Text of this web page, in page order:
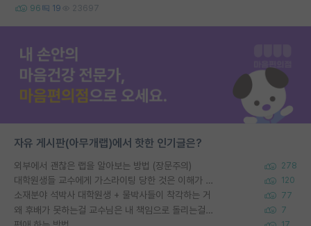
96 19 23697
자유 게시판(아무개랩)에서 핫한 인기글은?
외부에서 괜찮은 랩을 알아보는 방법 (장문주의) 278
대학원생들 교수에게 가스라이팅 당한 것은 이해가 갑니다. 안타깝네요. 120
소재분야 석박사 대학원생 + 물박사들이 착각하는 거 77
왜 후배가 못하는걸 교수님은 내 책임으로 돌리는걸까요? 7